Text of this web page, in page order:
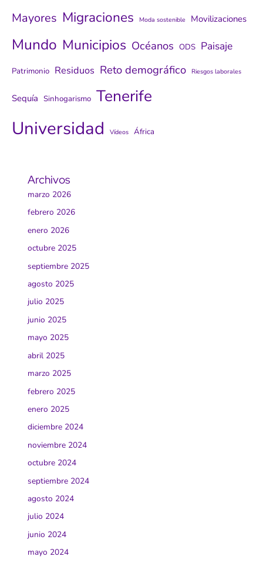
Mayores Migraciones Moda sostenible Movilizaciones
Mundo Municipios Océanos ODS Paisaje
Patrimonio Residuos Reto demográfico Riesgos laborales
Sequía Sinhogarismo Tenerife
Universidad Vídeos África
Archivos
marzo 2026
febrero 2026
enero 2026
octubre 2025
septiembre 2025
agosto 2025
julio 2025
junio 2025
mayo 2025
abril 2025
marzo 2025
febrero 2025
enero 2025
diciembre 2024
noviembre 2024
octubre 2024
septiembre 2024
agosto 2024
julio 2024
junio 2024
mayo 2024